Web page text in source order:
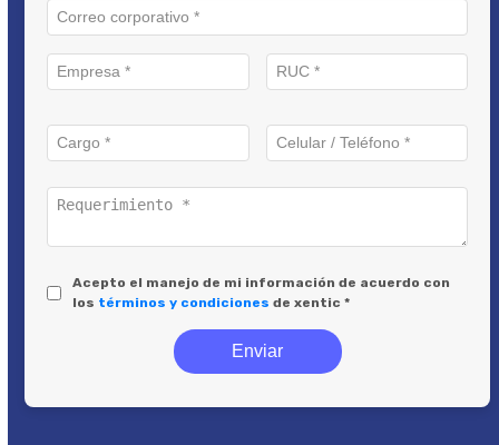
Acepto el manejo de mi información de acuerdo con
los términos y condiciones de xentic *
Enviar